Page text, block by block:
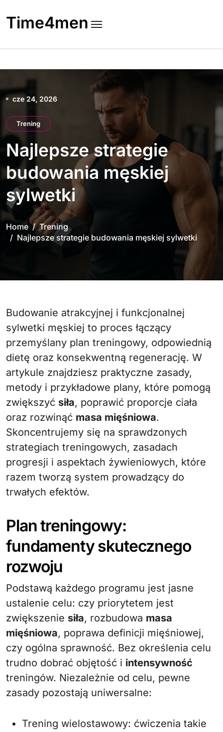
to
content
Time4men
cze 24, 2026
Trening
Najlepsze strategie
budowania męskiej
sylwetki
Home
Trening
Najlepsze strategie budowania męskiej sylwetki
Budowanie atrakcyjnej i funkcjonalnej
sylwetki męskiej to proces łączący
przemyślany plan treningowy, odpowiednią
dietę oraz konsekwentną regenerację. W
artykule znajdziesz praktyczne zasady,
metody i przykładowe plany, które pomogą
zwiększyć siła, poprawić proporcje ciała
oraz rozwinąć masa mięśniowa.
Skoncentrujemy się na sprawdzonych
strategiach treningowych, zasadach
progresji i aspektach żywieniowych, które
razem tworzą system prowadzący do
trwałych efektów.
Plan treningowy:
fundamenty skutecznego
rozwoju
Podstawą każdego programu jest jasne
ustalenie celu: czy priorytetem jest
zwiększenie siła, rozbudowa masa
mięśniowa, poprawa definicji mięśniowej,
czy ogólna sprawność. Bez określenia celu
trudno dobrać objętość i intensywność
treningów. Niezależnie od celu, pewne
zasady pozostają uniwersalne:
Trening wielostawowy: ćwiczenia takie